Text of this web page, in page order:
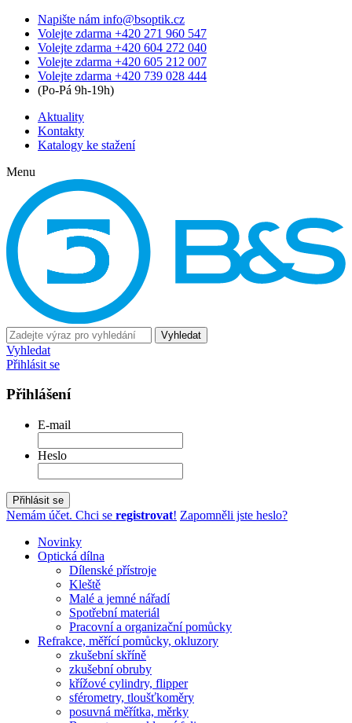
Napište nám info@bsoptik.cz
Volejte zdarma +420 271 960 547
Volejte zdarma +420 604 272 040
Volejte zdarma +420 605 212 007
Volejte zdarma +420 739 028 444
(Po-Pá 9h-19h)
Aktuality
Kontakty
Katalogy ke stažení
Menu
Vyhledat
Vyhledat
Přihlásit se
Přihlášení
E-mail
Heslo
Přihlásit se
Nemám účet. Chci se registrovat! Zapomněli jste heslo?
Novinky
Optická dílna
Dílenské přístroje
Kleště
Malé a jemné nářadí
Spotřební materiál
Pracovní a organizační pomůcky
Refrakce, měřící pomůcky, okluzory
zkušební skříně
zkušební obruby
křížové cylindry, flipper
sférometry, tloušťkoměry
posuvná měřítka, měrky